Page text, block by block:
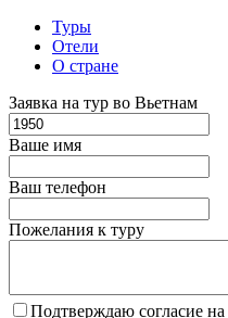
Туры
Отели
О стране
Заявка на тур во Вьетнам
Ваше имя
Ваш телефон
Пожелания к туру
Подтверждаю согласие на